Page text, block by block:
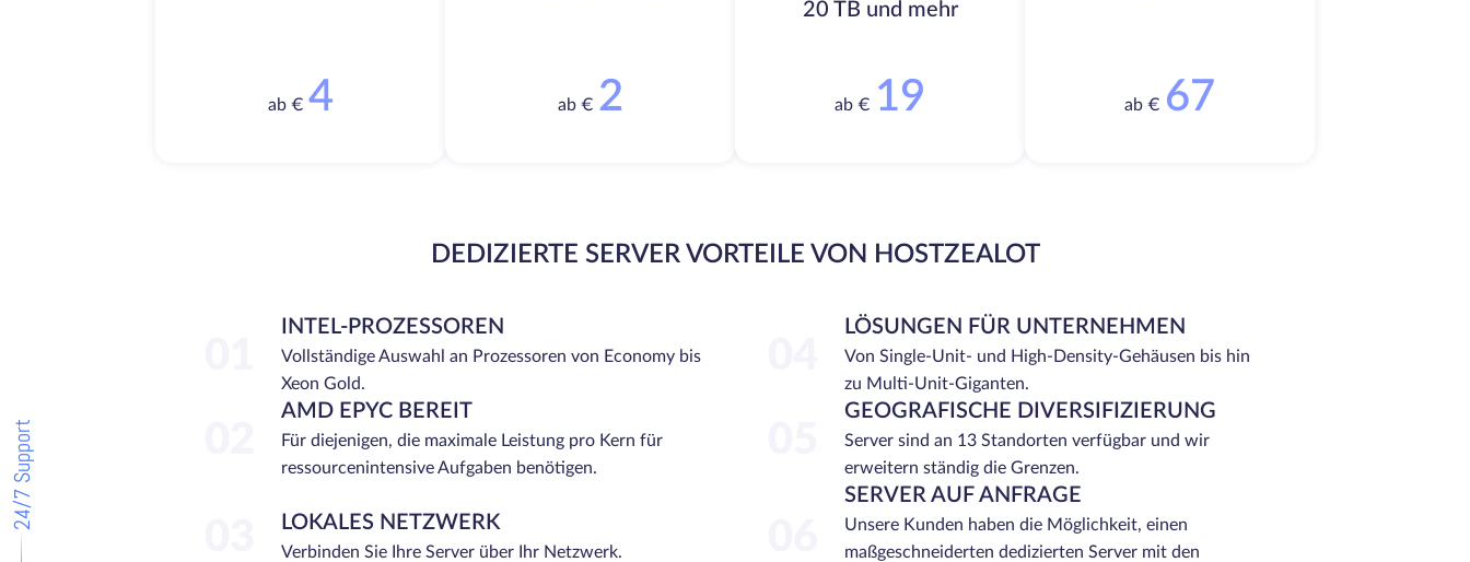
24/7 Support
ab € 4 ab € 2
20 TB und mehr
ab € 19 ab € 67
DEDIZIERTE SERVER VORTEILE VON HOSTZEALOT
INTEL-PROZESSOREN
Vollständige Auswahl an Prozessoren von Economy bis
Xeon Gold.
LÖSUNGEN FÜR UNTERNEHMEN
Von Single-Unit- und High-Density-Gehäusen bis hin
zu Multi-Unit-Giganten.
AMD EPYC BEREIT
Für diejenigen, die maximale Leistung pro Kern für
ressourcenintensive Aufgaben benötigen.
GEOGRAFISCHE DIVERSIFIZIERUNG
Server sind an 13 Standorten verfügbar und wir
erweitern ständig die Grenzen.
LOKALES NETZWERK
Verbinden Sie Ihre Server über Ihr Netzwerk.
SERVER AUF ANFRAGE
Unsere Kunden haben die Möglichkeit, einen
maßgeschneiderten dedizierten Server mit den